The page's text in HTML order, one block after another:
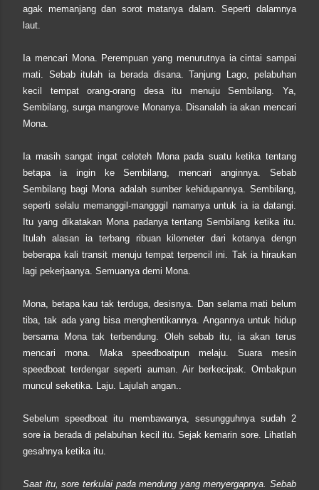
agak memanjang dan sorot matanya dalam. Seperti dalamnya
laut.
Ia mencari Mona. Perempuan yang menurutnya ia cintai sampai
mati. Sebab itulah ia berada disana. Tanjung Lago, pelabuhan
kecil tempat orang-orang desa itu menuju Sembilang. Ya,
Sembilang, surga mangrove Monanya. Disanalah ia akan mencari
Mona.
Ia masih sangat ingat celoteh Mona pada suatu ketika tentang
betapa ia ingin ke Sembilang, mencari anginnya. Sebab
Sembilang bagi Mona adalah sumber kehidupannya. Sembilang,
seperti selalu memanggil-mangggil namanya untuk ia ia datangi.
Itu yang dikatakan Mona padanya tentang Sembilang ketika itu.
Itulah alasan ia terbang ribuan kilometer dari kotanya dengn
beberapa kali transit menuju tempat terpencil ini. Tak ia hiraukan
lagi pekerjaanya. Semuanya demi Mona.
Mona, betapa kau tak terduga, desisnya. Dan selama mati belum
tiba, tak ada yang bisa menghentikannya. Angannya untuk hidup
bersama Mona tak terbendung. Oleh sebab itu, ia akan terus
mencari mona. Maka speedboatpun melaju. Suara mesin
speedboat terdengar seperti auman. Air berkecipak. Ombakpun
muncul seketika. Laju. Lajulah angan..
Sebelum speedboat itu membawanya, sesungguhnya sudah 2
sore ia berada di pelabuhan kecil itu. Sejak kemarin sore. Lihatlah
gesahnya ketika itu.
Saat itu, sore terkulai pada mendung yang menyergapnya. Sebab